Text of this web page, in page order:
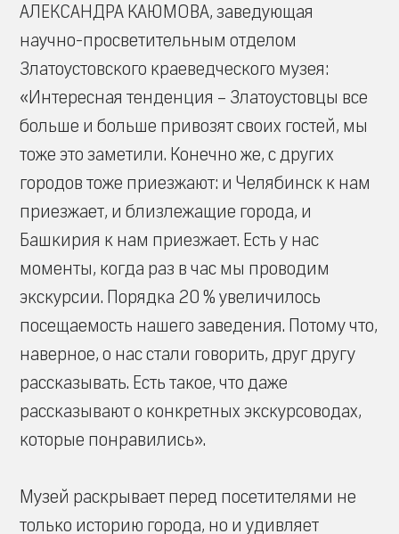
АЛЕКСАНДРА КАЮМОВА, заведующая
научно-просветительным отделом
Златоустовского краеведческого музея:
«Интересная тенденция – Златоустовцы все
больше и больше привозят своих гостей, мы
тоже это заметили. Конечно же, с других
городов тоже приезжают: и Челябинск к нам
приезжает, и близлежащие города, и
Башкирия к нам приезжает. Есть у нас
моменты, когда раз в час мы проводим
экскурсии. Порядка 20 % увеличилось
посещаемость нашего заведения. Потому что,
наверное, о нас стали говорить, друг другу
рассказывать. Есть такое, что даже
рассказывают о конкретных экскурсоводах,
которые понравились».
Музей раскрывает перед посетителями не
только историю города, но и удивляет